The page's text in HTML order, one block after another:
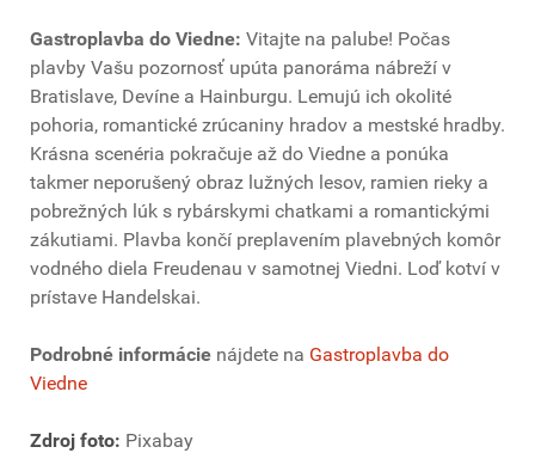
Gastroplavba do Viedne: Vitajte na palube! Počas
plavby Vašu pozornosť upúta panoráma nábreží v
Bratislave, Devíne a Hainburgu. Lemujú ich okolité
pohoria, romantické zrúcaniny hradov a mestské hradby.
Krásna scenéria pokračuje až do Viedne a ponúka
takmer neporušený obraz lužných lesov, ramien rieky a
pobrežných lúk s rybárskymi chatkami a romantickými
zákutiami. Plavba končí preplavením plavebných komôr
vodného diela Freudenau v samotnej Viedni. Loď kotví v
prístave Handelskai.
Podrobné informácie nájdete na Gastroplavba do
Viedne
Zdroj foto: Pixabay